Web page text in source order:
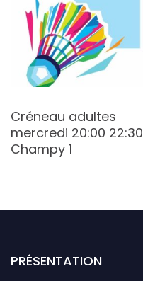
Créneau adultes
mercredi 20:00 22:30
Champy 1
PRÉSENTATION